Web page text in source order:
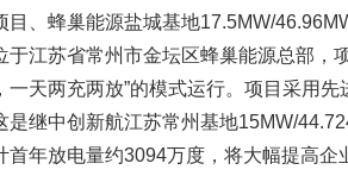
目、蜂巢能源盐城基地17.5MW/
于江苏省常州市金坛区蜂巢能源总部，
一天两充两放”的模式运行。项目采用
是继中创新航江苏常州基地15MW/
首年放电量约3094万度，将大幅提高